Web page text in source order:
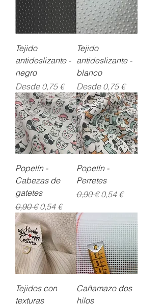
Tejido
antideslizante -
negro
Desde 0,75 €
Precio de oferta
Tejido
antideslizante -
blanco
Desde 0,75 €
Precio de oferta
Popelín -
Cabezas de
gatetes
Precio
0,90 € Precio de oferta
0,54 €
Popelín -
Perretes
Precio
0,90 € Precio de oferta
0,54 €
Tejidos con
texturas
Cañamazo dos
hilos